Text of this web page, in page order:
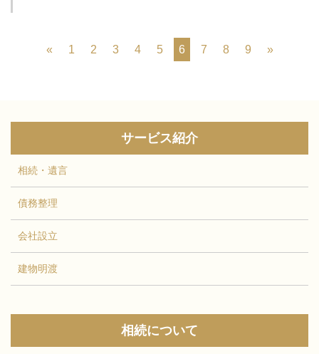
« 1 2 3 4 5 6 7 8 9 »
サービス紹介
相続・遺言
債務整理
会社設立
建物明渡
相続について